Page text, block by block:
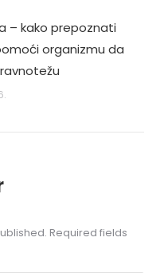
– kako prepoznati
organizmu da
Required fields